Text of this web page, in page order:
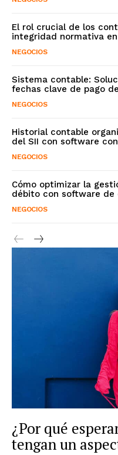
El rol crucial de los
integridad normativa
NEGOCIOS
Sistema contable:
fechas clave de pago
NEGOCIOS
Historial contable
del SII con software
NEGOCIOS
Cómo optimizar la
débito con software de
NEGOCIOS
¿Por qué
tengan un